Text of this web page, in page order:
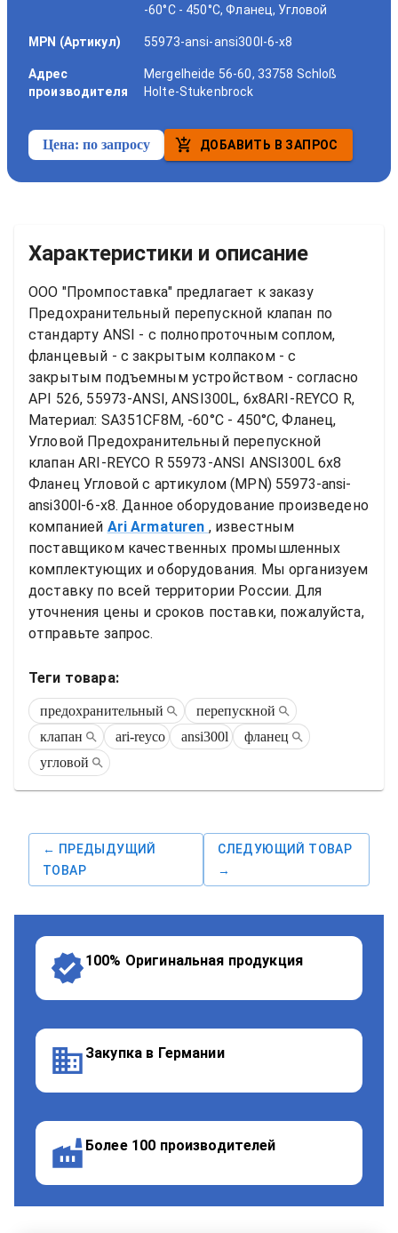
-60°C - 450°C, Фланец, Угловой
MPN (Артикул) 55973-ansi-ansi300l-6-x8
Адрес
производителя
Mergelheide 56-60, 33758 Schloß
Holte-Stukenbrock
Цена: по запросу ДОБАВИТЬ В ЗАПРОС
Характеристики и описание
ООО "Промпоставка" предлагает к заказу
Предохранительный перепускной клапан по
стандарту ANSI - с полнопроточным соплом,
фланцевый - с закрытым колпаком - с
закрытым подъемным устройством - согласно
API 526, 55973-ANSI, ANSI300L, 6x8ARI-REYCO R,
Материал: SA351CF8M, -60°C - 450°C, Фланец,
Угловой Предохранительный перепускной
клапан ARI-REYCO R 55973-ANSI ANSI300L 6x8
Фланец Угловой с артикулом (MPN) 55973-ansi-
ansi300l-6-x8. Данное оборудование произведено
компанией Ari Armaturen , известным
поставщиком качественных промышленных
комплектующих и оборудования. Мы организуем
доставку по всей территории России. Для
уточнения цены и сроков поставки, пожалуйста,
отправьте запрос.
Теги товара:
предохранительный
перепускной
клапан
ari-reyco ansi300l
фланец
угловой
← ПРЕДЫДУЩИЙ
ТОВАР
СЛЕДУЮЩИЙ ТОВАР
→
100% Оригинальная продукция
Закупка в Германии
Более 100 производителей